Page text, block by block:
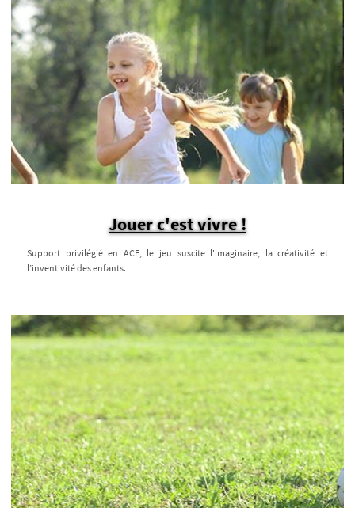
Jouer c'est vivre !
Support privilégié en ACE, le jeu suscite l'imaginaire, la créativité et
l’inventivité des enfants.